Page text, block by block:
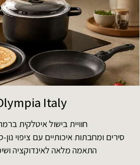
Italy
חוויית בישול איטלקית
סירים ומחבתות איכותיים עם ציפוי נון-
התאמה מלאה לאינדוקציה